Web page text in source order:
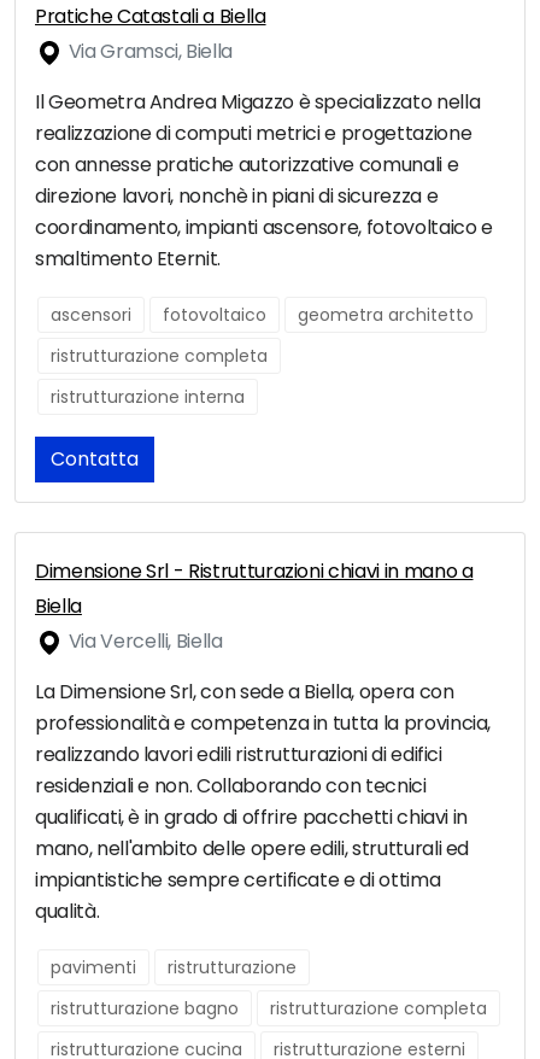
Pratiche Catastali a Biella
Via Gramsci, Biella
Il Geometra Andrea Migazzo è specializzato nella
realizzazione di computi metrici e progettazione
con annesse pratiche autorizzative comunali e
direzione lavori, nonchè in piani di sicurezza e
coordinamento, impianti ascensore, fotovoltaico e
smaltimento Eternit.
ascensori fotovoltaico
geometra architetto
ristrutturazione completa
ristrutturazione interna
Contatta
Dimensione Srl - Ristrutturazioni chiavi in mano a
Biella
Via Vercelli, Biella
La Dimensione Srl, con sede a Biella, opera con
professionalità e competenza in tutta la provincia,
realizzando lavori edili ristrutturazioni di edifici
residenziali e non. Collaborando con tecnici
qualificati, è in grado di offrire pacchetti chiavi in
mano, nell'ambito delle opere edili, strutturali ed
impiantistiche sempre certificate e di ottima
qualità.
pavimenti
ristrutturazione
ristrutturazione bagno
ristrutturazione completa
ristrutturazione cucina
ristrutturazione esterni